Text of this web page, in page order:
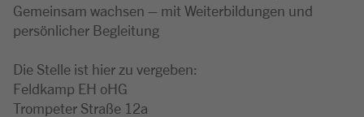
Gemeinsam wachsen – mit Weiterbildungen und
persönlicher Begleitung
Die Stelle ist hier zu vergeben:
Feldkamp EH oHG
Trompeter Straße 12a